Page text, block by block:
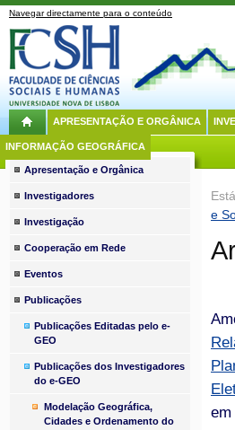
Navegar directamente para o conteúdo
APRESENTAÇÃO E ORGÂNICA
INFORMAÇÃO GEOGRÁFICA
e
em
Apresentação e Orgânica
Investigadores
Investigação
Cooperação em Rede
Eventos
Publicações
Publicações Editadas pelo e-
GEO
Publicações dos Investigadores
do e-GEO
Modelação Geográfica,
Cidades e Ordenamento do